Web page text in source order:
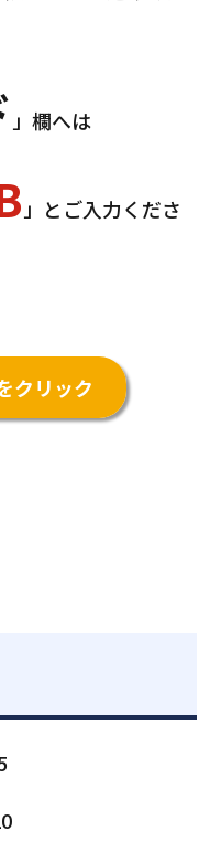
」欄へは
」とご入力くださ
クリック